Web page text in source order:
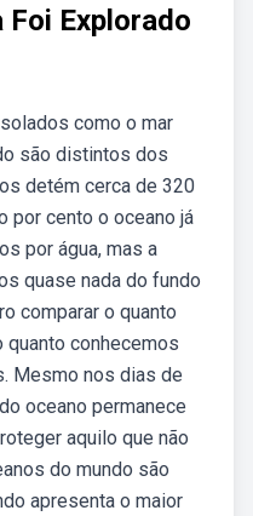
Foi Explorado
como o mar
são distintos dos
detém cerca de 320
por cento o oceano já
por água, mas a
quase nada do fundo
comparar o quanto
conhecemos
Mesmo nos dias de
oceano permanece
aquilo que não
do mundo são
apresenta o maior